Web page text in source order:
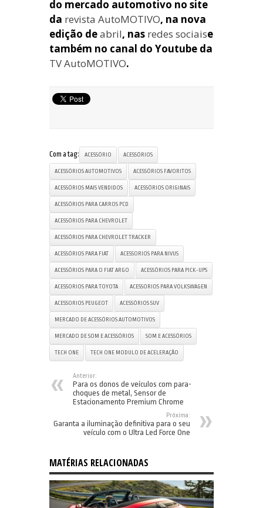
do mercado automotivo no site
da revista AutoMOTIVO, na nova
edição deabril, nas redes sociaise
também no canal do Youtube da
TV AutoMOTIVO.
Com a tag: ACESSÓRIO ACESSÓRIOS
ACESSÓRIOS AUTOMOTIVOS ACESSÓRIOS FAVORITOS
ACESSÓRIOS MAIS VENDIDOS ACESSÓRIOS ORIGINAIS
ACESSÓRIOS PARA CARROS PCD
ACESSÓRIOS PARA CHEVROLET
ACESSÓRIOS PARA CHEVROLET TRACKER
ACESSÓRIOS PARA FIAT ACESSORIOS PARA NIVUS
ACESSÓRIOS PARA O FIAT ARGO ACESSÓRIOS PARA PICK-UPS
ACESSORIOS PARA TOYOTA ACESSORIOS PARA VOLKSWAGEN
ACESSORIOS PEUGEOT ACESSÓRIOS SUV
MERCADO DE ACESSÓRIOS AUTOMOTIVOS
MERCADO DE SOM E ACESSÓRIOS SOM E ACESSÓRIOS
TECH ONE TECH ONE MODULO DE ACELERAÇÃO
Anterior:
Para os donos de veículos com para-
choques de metal, Sensor de
Estacionamento Premium Chrome
Próxima:
Garanta a iluminação definitiva para o seu
veículo com o Ultra Led Force One
MATÉRIAS RELACIONADAS